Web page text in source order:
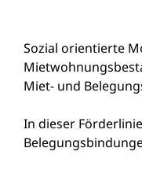
Sozial orientierte
Miet- und
In dieser